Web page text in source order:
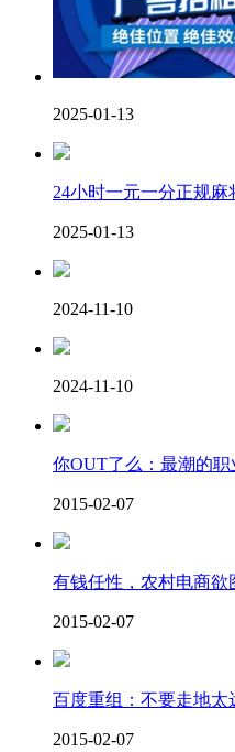
2025-01-13
24小时一元一分正规麻
2025-01-13
2024-11-10
2024-11-10
你OUT了么：最潮的职
2015-02-07
有钱任性，农村电商欲
2015-02-07
百度重组：不要走地太
2015-02-07